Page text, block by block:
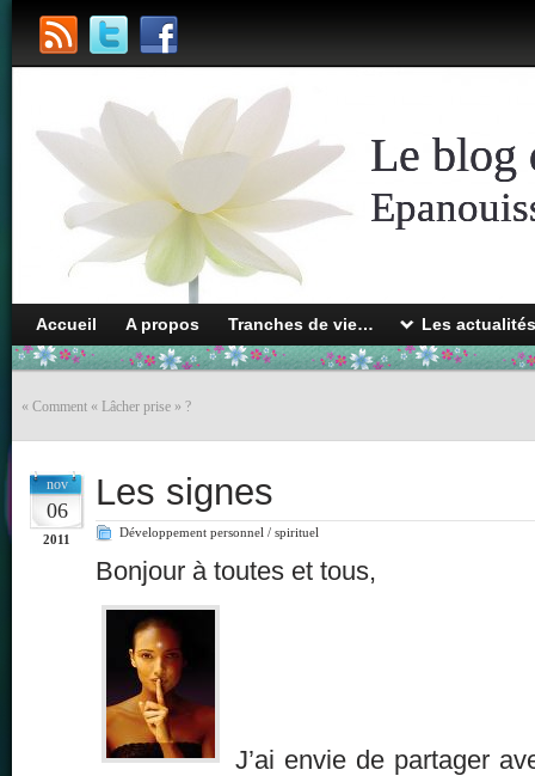
Le blog
Accueil A propos Tranches de vie… Les
« Comment « Lâcher prise » ?
nov
06
2011
Les signes
Développement personnel / spirituel
Bonjour à toutes et tous,
J’ai envie de partager